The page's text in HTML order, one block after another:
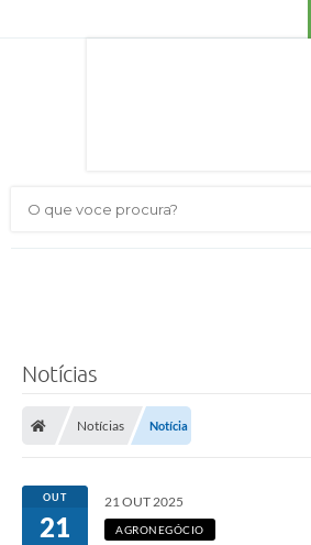
O que voce procura?
Notícias
Notícias Notícia
OUT
21
21 OUT 2025
AGRONEGÓCIO